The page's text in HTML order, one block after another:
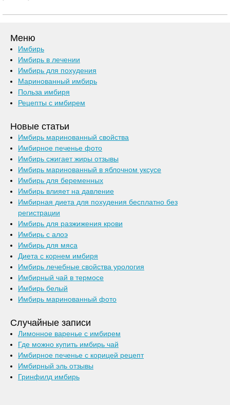
Меню
Имбирь
Имбирь в лечении
Имбирь для похудения
Маринованный имбирь
Польза имбиря
Рецепты с имбирем
Новые статьи
Имбирь маринованный свойства
Имбирное печенье фото
Имбирь сжигает жиры отзывы
Имбирь маринованный в яблочном уксусе
Имбирь для беременных
Имбирь влияет на давление
Имбирная диета для похудения бесплатно без
регистрации
Имбирь для разжижения крови
Имбирь с алоэ
Имбирь для мяса
Диета с корнем имбиря
Имбирь лечебные свойства урология
Имбирный чай в термосе
Имбирь белый
Имбирь маринованный фото
Случайные записи
Лимонное варенье с имбирем
Где можно купить имбирь чай
Имбирное печенье с корицей рецепт
Имбирный эль отзывы
Гринфилд имбирь